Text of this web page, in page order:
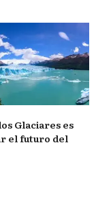
Glaciares es
el futuro del